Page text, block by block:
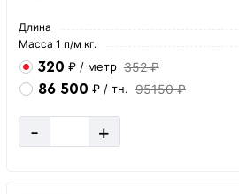
Длина
Масса 1 п/м кг.
320 ₽ / метр 352 ₽
86 500 ₽ / тн. 95150 ₽
- +